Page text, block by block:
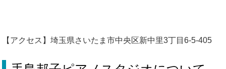
【アクセス】埼玉県さいたま市中央区新中里3丁目6-5-405